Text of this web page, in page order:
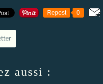
Repost 0
aussi :